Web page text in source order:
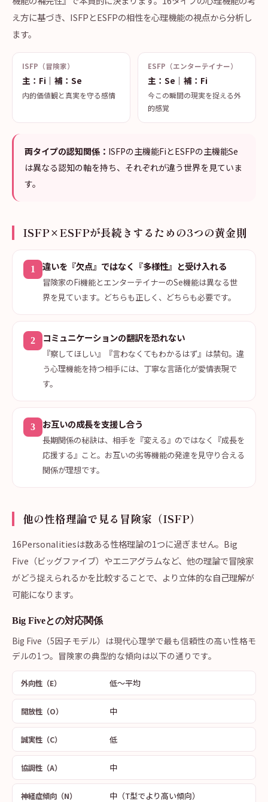
え方に基づき、ISFPとESFPの相性を心理機能の視点から分析し
ます。
ISFP（冒険家）
主：Fi｜補：Se
内的価値観と真実を守る感情
ESFP（エンターテイナー）
主：Se｜補：Fi
今この瞬間の現実を捉える外
的感覚
両タイプの認知関係： ISFPの主機能FiとESFPの主機能Se
は異なる認知の軸を持ち、それぞれが違う世界を見ていま
す。
ISFP×ESFPが長続きするための3つの黄金則
1 違いを『欠点』ではなく『多様性』と受け入れる
冒険家のFi機能とエンターテイナーのSe機能は異なる世
界を見ています。どちらも正しく、どちらも必要です。
2 コミュニケーションの翻訳を恐れない
『察してほしい』『言わなくてもわかるはず』は禁句。違
う心理機能を持つ相手には、丁寧な言語化が愛情表現で
す。
3 お互いの成長を支援し合う
長期関係の秘訣は、相手を『変える』のではなく『成長を
応援する』こと。お互いの劣等機能の発達を見守り合える
関係が理想です。
他の性格理論で見る冒険家（ISFP）
16Personalitiesは数ある性格理論の1つに過ぎません。Big
Five（ビッグファイブ）やエニアグラムなど、他の理論で冒険家
がどう捉えられるかを比較することで、より立体的な自己理解が
可能になります。
Big Fiveとの対応関係
Big Five（5因子モデル）は現代心理学で最も信頼性の高い性格モ
デルの1つ。冒険家の典型的な傾向は以下の通りです。
外向性（E） 低〜平均
開放性（O） 中
誠実性（C） 低
協調性（A） 中
神経症傾向（N） 中（T型でより高い傾向）